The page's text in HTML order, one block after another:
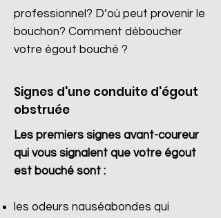
professionnel? D’où peut provenir le
bouchon? Comment déboucher
votre égout bouché ?
Signes d'une conduite d'égout
obstruée
Les premiers signes avant-coureur
qui vous signalent que votre égout
est bouché sont :
les odeurs nauséabondes qui